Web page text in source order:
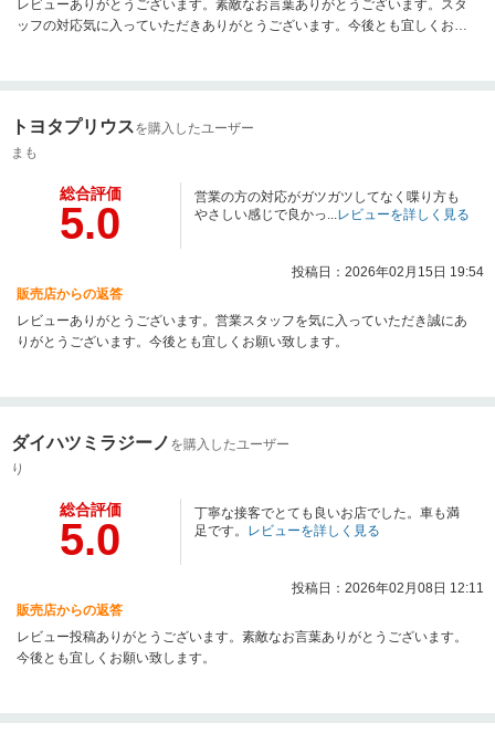
レビューありがとうございます。素敵なお言葉ありがとうございます。スタ
ッフの対応気に入っていただきありがとうございます。今後とも宜しくお願
トヨタプリウスを購入したユーザー
まも
総合評価
5.0
営業の方の対応がガツガツしてなく喋り方も
やさしい感じで良かっ...レビューを詳しく見る
投稿日：2026年02月15日 19:54
販売店からの返答
レビューありがとうございます。営業スタッフを気に入っていただき誠にあ
りがとうございます。今後とも宜しくお願い致します。
ダイハツミラジーノ を購入したユーザー
り
総合評価
5.0
丁寧な接客でとても良いお店でした。車も満
足です。 レビューを詳しく見る
投稿日：2026年02月08日 12:11
販売店からの返答
レビュー投稿ありがとうございます。素敵なお言葉ありがとうございます。
今後とも宜しくお願い致します。